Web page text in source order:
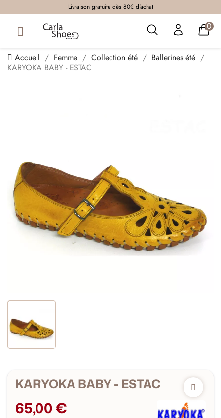
Livraison gratuite dès 80€ d'achat
0
Accueil Femme Collection été
Ballerines été
KARYOKA BABY - ESTAC
KARYOKA BABY - ESTAC
65,00 €